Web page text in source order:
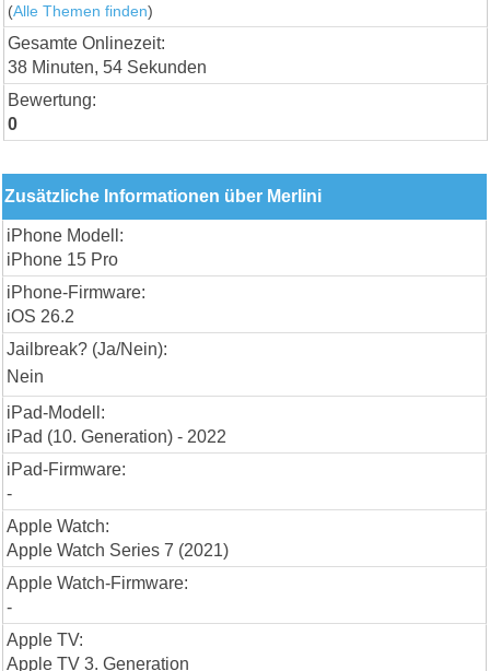
(Alle Themen finden)
Gesamte Onlinezeit:
38 Minuten, 54 Sekunden
Bewertung:
0
Zusätzliche Informationen über Merlini
iPhone Modell:
iPhone 15 Pro
iPhone-Firmware:
iOS 26.2
Jailbreak? (Ja/Nein):
Nein
iPad-Modell:
iPad (10. Generation) - 2022
iPad-Firmware:
-
Apple Watch:
Apple Watch Series 7 (2021)
Apple Watch-Firmware:
-
Apple TV:
Apple TV 3. Generation